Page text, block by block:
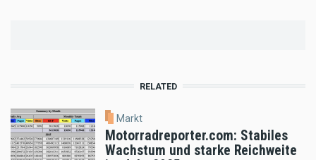
RELATED
Markt
Motorradreporter.com: Stabiles
Wachstum und starke Reichweite